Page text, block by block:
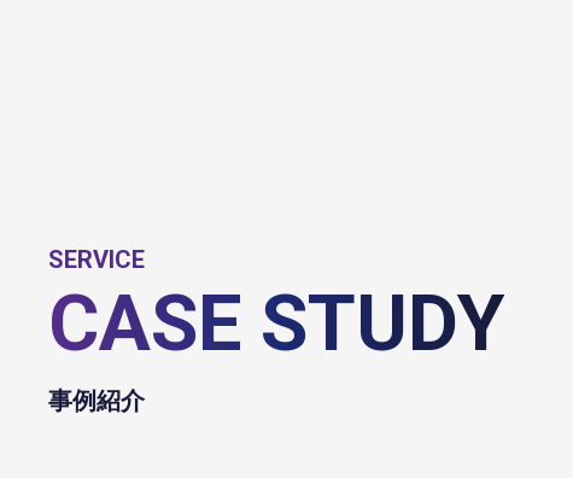
SERVICE
CASE STUDY
事例紹介